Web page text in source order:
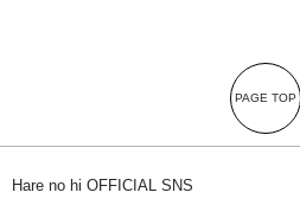
PAGE TOP
Hare no hi OFFICIAL SNS